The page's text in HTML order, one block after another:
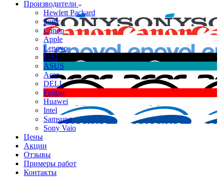
Производители
Hewlett Packard
Sony
Canon
Apple
Lenovo
MSI
ASUS
Acer
DELL
Fujitsu
Huawei
Intel
Samsung
Sony Vaio
Цены
Акции
Отзывы
Примеры работ
Контакты